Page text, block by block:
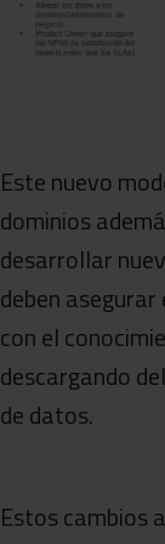
Este nuevo
dominios
desarrollar
deben
con el
descargando
de datos.
Estos cambios